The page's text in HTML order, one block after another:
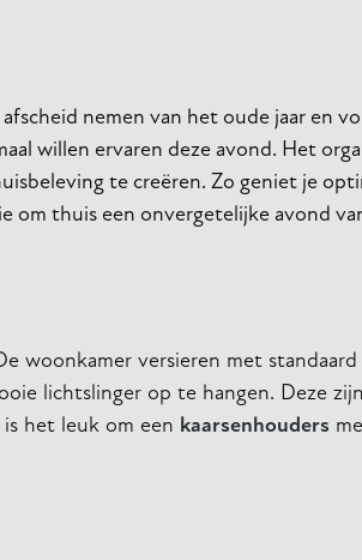
nemen van het oude jaar en
willen ervaren deze avond. Het
te creëren. Zo geniet je
om thuis een onvergetelijke avond
woonkamer versieren met standaard
lichtslinger op te hangen. Deze
het leuk om een kaarsenhouders